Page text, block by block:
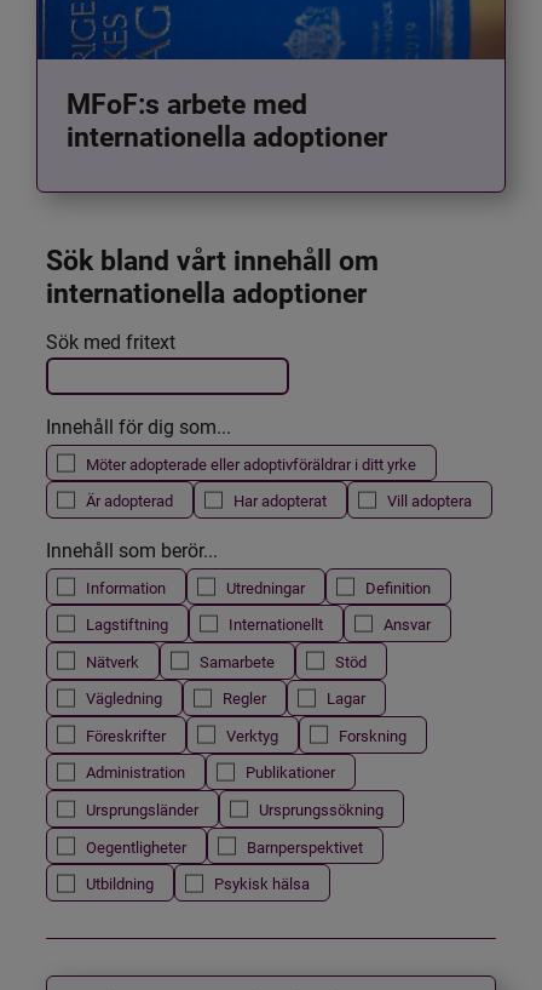
MFoF:s arbete med
internationella adoptioner
Sök bland vårt innehåll om
internationella adoptioner
Filtrera resultatet
Det här formuläret postas automatiskt
Sök med fritext
Innehåll för dig som...
Möter adopterade eller adoptivföräldrar i ditt yrke
Är adopterad
Har adopterat Vill adoptera
Innehåll som berör...
Information Utredningar
Definition
Lagstiftning
Internationellt
Ansvar
Nätverk
Samarbete
Stöd
Vägledning
Regler
Lagar
Föreskrifter
Verktyg
Forskning
Administration
Publikationer
Ursprungsländer
Ursprungssökning
Oegentligheter
Barnperspektivet
Utbildning
Psykisk hälsa